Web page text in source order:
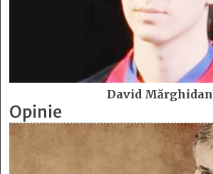
David Mărghidan
Opinie